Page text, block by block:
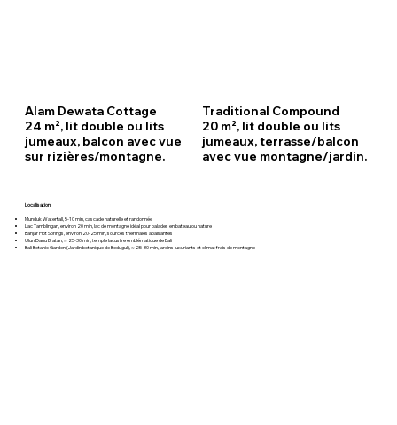
Alam Dewata Cottage
24 m², lit double ou lits
jumeaux, balcon avec vue
sur rizières/montagne.
Traditional Compound
20 m², lit double ou lits
jumeaux, terrasse/balcon
avec vue montagne/jardin.
Localisation
Munduk Waterfall, 5-10 min, cascade naturelle et randonnée
Lac Tamblingan, environ 20 min, lac de montagne idéal pour balades en bateau ou nature
Banjar Hot Springs, environ 20-25 min, sources thermales apaisantes
Ulun Danu Bratan, ≈ 25-30 min, temple lacustre emblématique de Bali
Bali Botanic Garden (Jardin botanique de Bedugul), ≈ 25-30 min, jardins luxuriants et climat frais de montagne